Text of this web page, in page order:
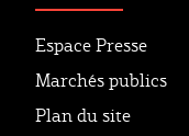
Espace Presse
Marchés publics
Plan du site